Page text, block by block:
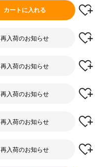
カートに入れる
再入荷のお知らせ
再入荷のお知らせ
再入荷のお知らせ
再入荷のお知らせ
再入荷のお知らせ